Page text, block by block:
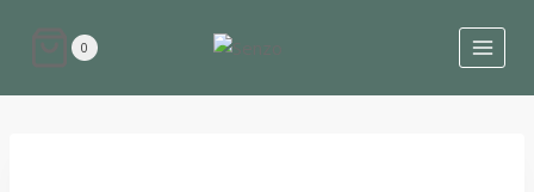
0